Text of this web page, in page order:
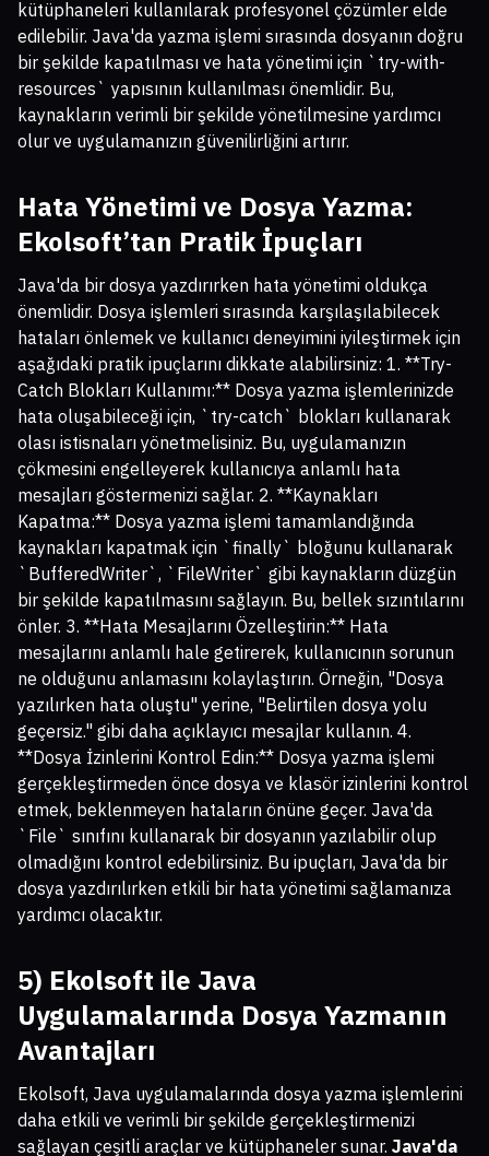
kütüphaneleri kullanılarak profesyonel çözümler elde
edilebilir. Java'da yazma işlemi sırasında dosyanın doğru
bir şekilde kapatılması ve hata yönetimi için `try-with-
resources` yapısının kullanılması önemlidir. Bu,
kaynakların verimli bir şekilde yönetilmesine yardımcı
olur ve uygulamanızın güvenilirliğini artırır.
Hata Yönetimi ve Dosya Yazma:
Ekolsoft’tan Pratik İpuçları
Java'da bir dosya yazdırırken hata yönetimi oldukça
önemlidir. Dosya işlemleri sırasında karşılaşılabilecek
hataları önlemek ve kullanıcı deneyimini iyileştirmek için
aşağıdaki pratik ipuçlarını dikkate alabilirsiniz: 1. **Try-
Catch Blokları Kullanımı:** Dosya yazma işlemlerinizde
hata oluşabileceği için, `try-catch` blokları kullanarak
olası istisnaları yönetmelisiniz. Bu, uygulamanızın
çökmesini engelleyerek kullanıcıya anlamlı hata
mesajları göstermenizi sağlar. 2. **Kaynakları
Kapatma:** Dosya yazma işlemi tamamlandığında
kaynakları kapatmak için `finally` bloğunu kullanarak
`BufferedWriter`, `FileWriter` gibi kaynakların düzgün
bir şekilde kapatılmasını sağlayın. Bu, bellek sızıntılarını
önler. 3. **Hata Mesajlarını Özelleştirin:** Hata
mesajlarını anlamlı hale getirerek, kullanıcının sorunun
ne olduğunu anlamasını kolaylaştırın. Örneğin, "Dosya
yazılırken hata oluştu" yerine, "Belirtilen dosya yolu
geçersiz." gibi daha açıklayıcı mesajlar kullanın. 4.
**Dosya İzinlerini Kontrol Edin:** Dosya yazma işlemi
gerçekleştirmeden önce dosya ve klasör izinlerini kontrol
etmek, beklenmeyen hataların önüne geçer. Java'da
`File` sınıfını kullanarak bir dosyanın yazılabilir olup
olmadığını kontrol edebilirsiniz. Bu ipuçları, Java'da bir
dosya yazdırılırken etkili bir hata yönetimi sağlamanıza
yardımcı olacaktır.
5) Ekolsoft ile Java
Uygulamalarında Dosya Yazmanın
Avantajları
Ekolsoft, Java uygulamalarında dosya yazma işlemlerini
daha etkili ve verimli bir şekilde gerçekleştirmenizi
sağlayan çeşitli araçlar ve kütüphaneler sunar. Java'da